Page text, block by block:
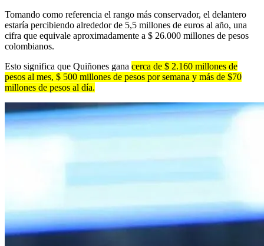
Tomando como referencia el rango más conservador, el delantero
estaría percibiendo alrededor de 5,5 millones de euros al año, una
cifra que equivale aproximadamente a $ 26.000 millones de pesos
colombianos.
Esto significa que Quiñones gana cerca de $ 2.160 millones de
pesos al mes, $ 500 millones de pesos por semana y más de $70
millones de pesos al día.